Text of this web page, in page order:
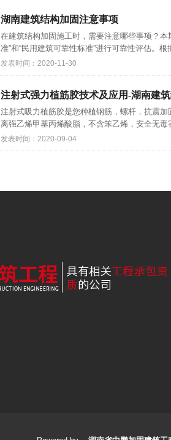
湖南建筑结构加固注意事项
在建筑结构加固施工时，需要注意哪些事项？
准”和“民用建筑可靠性标准”进行可靠性评估。
发表时间：2020-11-30
注射式强力植筋胶技术及应用-湖南建
注射式吸力植筋胶是您种植钢筋，螺杆，抗震
离强乙烯甲基丙烯酸脂，不含笨乙烯，安全无
发表时间：2020-09-04